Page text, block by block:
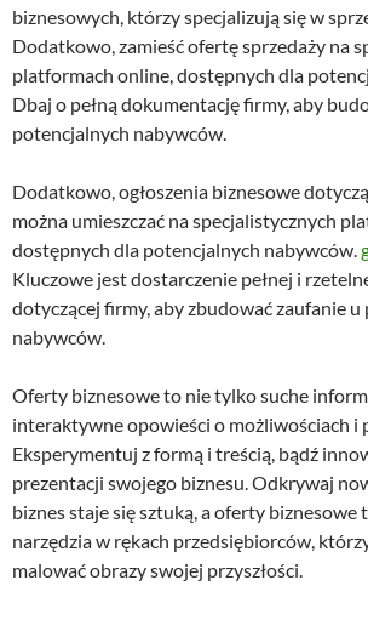
biznesowych, którzy specjalizują się w
Dodatkowo, zamieść ofertę sprzedaży na
platformach online, dostępnych dla
Dbaj o pełną dokumentację firmy, aby
potencjalnych nabywców.
Dodatkowo, ogłoszenia biznesowe
można umieszczać na specjalistycznych
dostępnych dla potencjalnych nabywców.
Kluczowe jest dostarczenie pełnej i
dotyczącej firmy, aby zbudować zaufanie
nabywców.
Oferty biznesowe to nie tylko suche
interaktywne opowieści o możliwościach i
Eksperymentuj z formą i treścią, bądź
prezentacji swojego biznesu. Odkrywaj
biznes staje się sztuką, a oferty biznesowe
narzędzia w rękach przedsiębiorców,
malować obrazy swojej przyszłości.